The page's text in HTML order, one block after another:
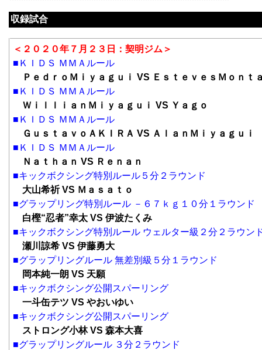
収録試合
＜２０２０年７月２３日：契明ジム＞
■ＫＩＤＳ ＭＭＡルール
ＰｅｄｒｏＭｉｙａｇｕｉ VS ＥｓｔｅｖｅｓＭｏｎｔ
■ＫＩＤＳ ＭＭＡルール
ＷｉｌｌｉａｎＭｉｙａｇｕｉ VS Ｙａｇｏ
■ＫＩＤＳ ＭＭＡルール
ＧｕｓｔａｖｏＡＫＩＲＡ VS ＡｌａｎＭｉｙａｇｕｉ
■ＫＩＤＳ ＭＭＡルール
Ｎａｔｈａｎ VS Ｒｅｎａｎ
■キックボクシング特別ルール５分２ラウンド
大山希祈 VS Ｍａｓａｔｏ
■グラップリング特別ルール －６７ｋｇ１０分１ラウンド
白樫“忍者”幸太 VS 伊波たくみ
■キックボクシング特別ルール ウェルター級２分２ラウン
瀬川諒希 VS 伊藤勇大
■グラップリングルール 無差別級５分１ラウンド
岡本純一朗 VS 天願
■キックボクシング公開スパーリング
一斗缶テツ VS やおいゆい
■キックボクシング公開スパーリング
ストロング小林 VS 森本大喜
■グラップリングルール ３分２ラウンド